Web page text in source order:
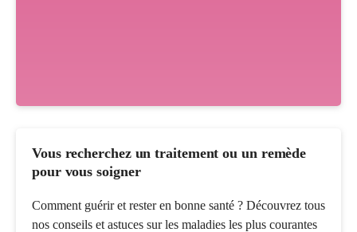
Vous recherchez un traitement ou un remède
pour vous soigner
Comment guérir et rester en bonne santé ? Découvrez tous
nos conseils et astuces sur les maladies les plus courantes